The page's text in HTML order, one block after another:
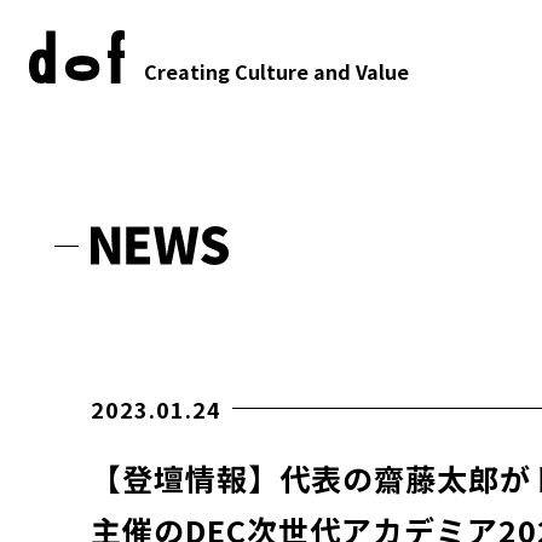
Creating Culture and Value
2023.01.24
【登壇情報】代表の齋藤太郎
主催のDEC次世代アカデミア